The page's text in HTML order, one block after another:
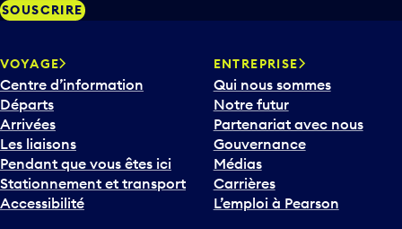
SOUSCRIRE
VOYAGE
Centre d’information
Départs
Arrivées
Les liaisons
Pendant que vous êtes ici
Stationnement et transport
Accessibilité
ENTREPRISE
Qui nous sommes
Notre futur
Partenariat avec nous
Gouvernance
Médias
Carrières
L’emploi à Pearson